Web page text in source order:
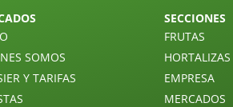
SOMOS
Y TARIFAS
SECCIONES
FRUTAS
HORTALIZAS
EMPRESA
MERCADOS